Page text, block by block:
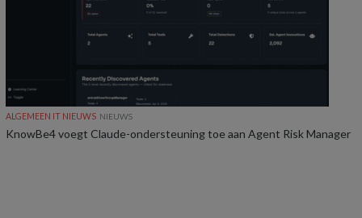
ALGEMEEN IT NIEUWS NIEUWS
KnowBe4 voegt Claude-ondersteuning toe aan Agent Risk Manager